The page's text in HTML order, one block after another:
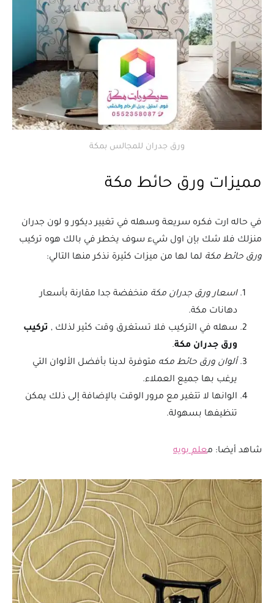
ورق جدران للمجالس بمكة
مميزات ورق حائط مكة
في حاله ارت فكره سريعة وسهله في تغيير ديكور و لون جدران
منزلك فلا شك بإن اول شيء سوف يخطر في بالك هوه تركيب
ورق حائط مكة لما لها من ميزات كثيرة نذكر منها التالي:
اسعار ورق جدران مكة منخفضة جدا مقارنة بأسعار
دهانات مكة.
سهله في التركيب فلا تستغرق وقت كثير لذلك , تركيب
ورق جدران مكة.
ألوان ورق حائط مكه متوفرة لدينا بأفضل الألوان التي
يرغب بها جميع العملاء.
الوانها لا تتغير مع مرور الوقت بالإضافة إلى ذلك يمكن
تنظيفها بسهولة.
شاهد أيضا: معلم بويه